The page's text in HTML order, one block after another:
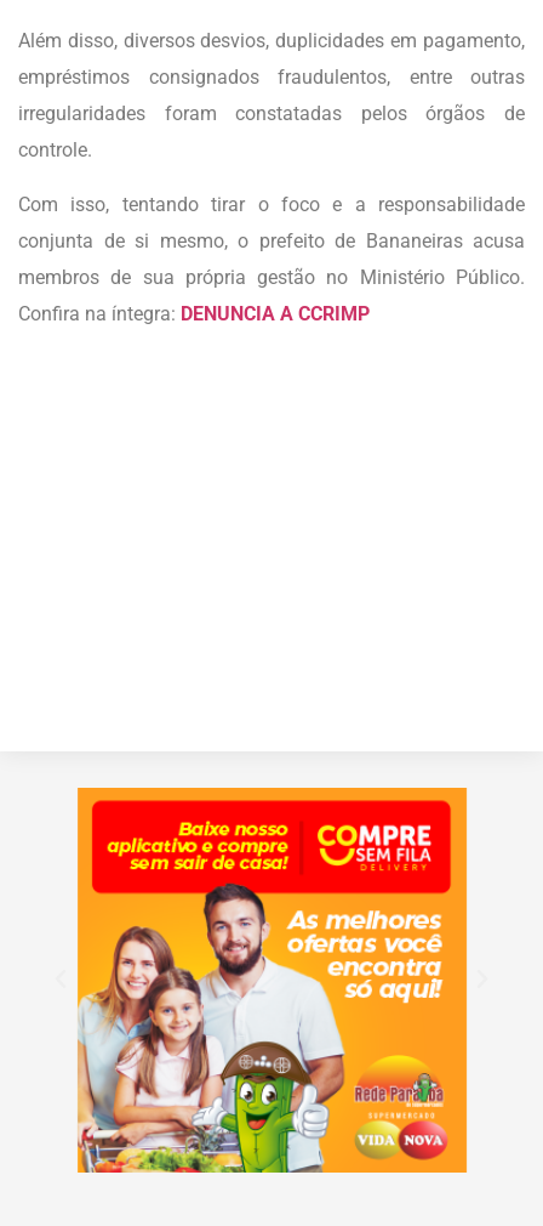
Além disso, diversos desvios, duplicidades em pagamento,
empréstimos consignados fraudulentos, entre outras
irregularidades foram constatadas pelos órgãos de
controle.
Com isso, tentando tirar o foco e a responsabilidade
conjunta de si mesmo, o prefeito de Bananeiras acusa
membros de sua própria gestão no Ministério Público.
Confira na íntegra: DENUNCIA A CCRIMP